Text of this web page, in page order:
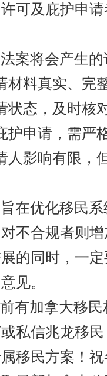
可及庇护申
案将会产生
材料真实、完
状态，及时核
护申请，需严
人影响有限，
在优化移民
不合规者则
的同时，一
见。
有加拿大移
私信兆龙移
移民方案！